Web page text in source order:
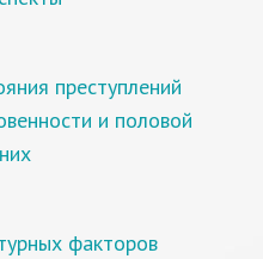
преступлений
и половой
факторов